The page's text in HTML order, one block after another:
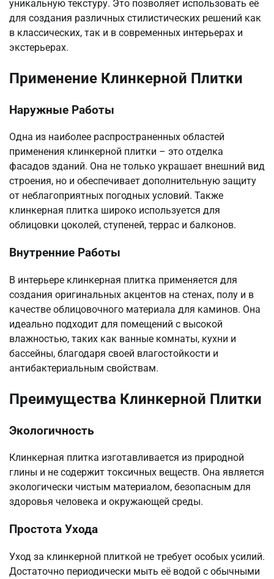
уникальную текстуру. Это позволяет использовать её
для создания различных стилистических решений как
в классических, так и в современных интерьерах и
экстерьерах.
Применение Клинкерной Плитки
Наружные Работы
Одна из наиболее распространенных областей
применения клинкерной плитки – это отделка
фасадов зданий. Она не только украшает внешний вид
строения, но и обеспечивает дополнительную защиту
от неблагоприятных погодных условий. Также
клинкерная плитка широко используется для
облицовки цоколей, ступеней, террас и балконов.
Внутренние Работы
В интерьере клинкерная плитка применяется для
создания оригинальных акцентов на стенах, полу и в
качестве облицовочного материала для каминов. Она
идеально подходит для помещений с высокой
влажностью, таких как ванные комнаты, кухни и
бассейны, благодаря своей влагостойкости и
антибактериальным свойствам.
Преимущества Клинкерной Плитки
Экологичность
Клинкерная плитка изготавливается из природной
глины и не содержит токсичных веществ. Она является
экологически чистым материалом, безопасным для
здоровья человека и окружающей среды.
Простота Ухода
Уход за клинкерной плиткой не требует особых усилий.
Достаточно периодически мыть её водой с обычными